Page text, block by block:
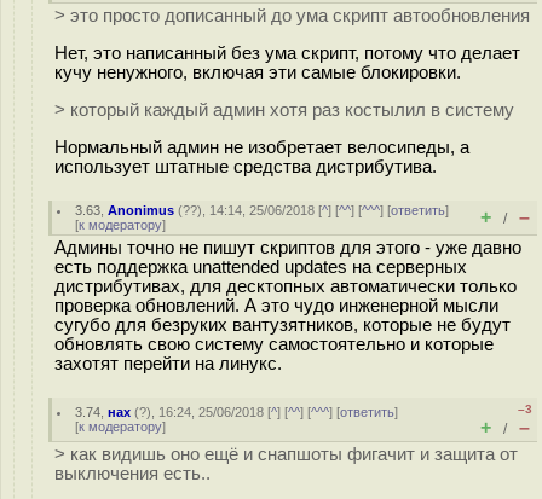
> это просто дописанный до ума скрипт автообновления
Нет, это написанный без ума скрипт, потому что делает
кучу ненужного, включая эти самые блокировки.
> который каждый админ хотя раз костылил в систему
Нормальный админ не изобретает велосипеды, а
использует штатные средства дистрибутива.
3.63 ,Anonimus (??), 14:14, 25/06/2018 [^] [^^] [^^^] [ответить]
[к модератору] + / –
Админы точно не пишут скриптов для этого - уже давно
есть поддержка unattended updates на серверных
дистрибутивах, для десктопных автоматически только
проверка обновлений. А это чудо инженерной мысли
сугубо для безруких вантузятников, которые не будут
обновлять свою систему самостоятельно и которые
захотят перейти на линукс.
3.74 ,нах (?), 16:24, 25/06/2018 [^] [^^] [^^^] [ответить]
[к модератору]
–3
+ / –
> как видишь оно ещё и снапшоты фигачит и защита от
выключения есть..